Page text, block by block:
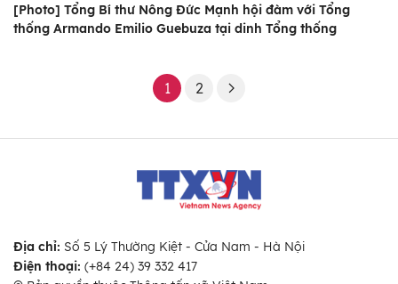
[Photo] Tổng Bí thư Nông Đức Mạnh hội đàm với Tổng
thống Armando Emilio Guebuza tại dinh Tổng thống
1 2
Địa chỉ: Số 5 Lý Thường Kiệt - Cửa Nam - Hà Nội
Điện thoại: (+84 24) 39 332 417